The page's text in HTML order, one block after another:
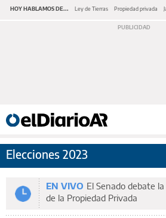
HOY HABLAMOS DE... Ley de Tierras Propiedad privada
Elecciones 2023
EN VIVO El Senado debate
de la Propiedad Privada